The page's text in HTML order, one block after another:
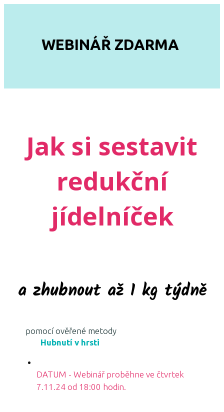
WEBINÁŘ ZDARMA
Jak si sestavit
redukční
jídelníček
a zhubnout až 1 kg týdně
pomocí ověřené metody
Hubnutí v hrsti
DATUM - Webinář proběhne ve čtvrtek
7.11.24 od 18:00 hodin.